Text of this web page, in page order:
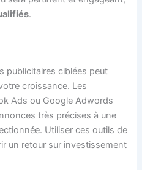
.
publicitaires ciblées peut
croissance. Les
Ads ou Google Adwords
très précises à une
Utiliser ces outils de
un retour sur investissement